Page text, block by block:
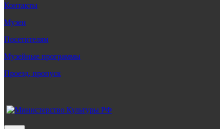
Контакты
Музеи
Посетителям
Музейные программы
Проезд, пропуск